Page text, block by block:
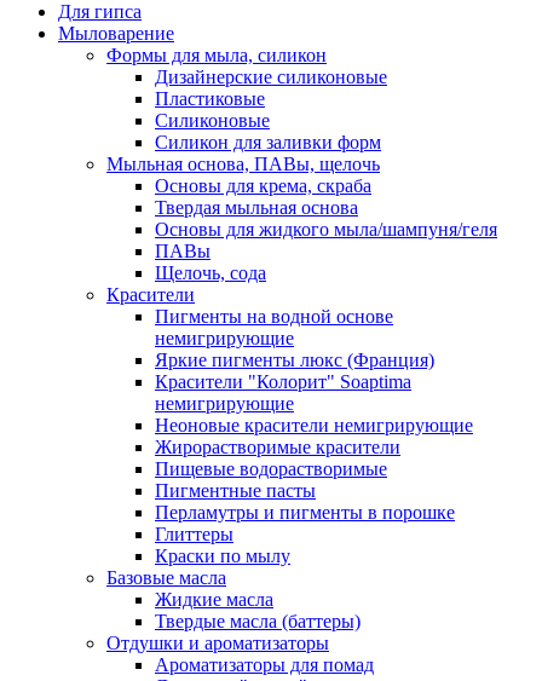
Для гипса
Мыловарение
Формы для мыла, силикон
Дизайнерские силиконовые
Пластиковые
Силиконовые
Силикон для заливки форм
Мыльная основа, ПАВы, щелочь
Основы для крема, скраба
Твердая мыльная основа
Основы для жидкого мыла/шампуня/геля
ПАВы
Щелочь, сода
Красители
Пигменты на водной основе
немигрирующие
Яркие пигменты люкс (Франция)
Красители "Колорит" Soaptima
немигрирующие
Неоновые красители немигрирующие
Жирорастворимые красители
Пищевые водорастворимые
Пигментные пасты
Перламутры и пигменты в порошке
Глиттеры
Краски по мылу
Базовые масла
Жидкие масла
Твердые масла (баттеры)
Отдушки и ароматизаторы
Ароматизаторы для помад